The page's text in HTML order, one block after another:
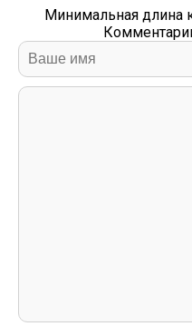
Минимальная длина